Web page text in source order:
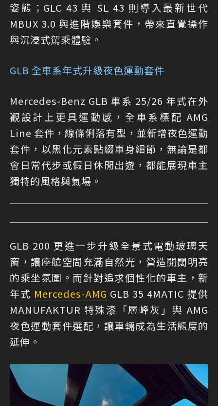
姿態；GLC 43 與 SL 43 則導入最新世代
MBUX 3.0 與進階娛樂套件，帶來直覺操作
與沉浸式駕乘體驗。
GLB 全車系年式升級夜色運動套件
Mercedes-Benz GLB 車系 25/26 年式在外
觀設計上更具運動感，全車系標配 AMG
Line 套件，線條俐落有型，並新增夜色運動
套件，以黑化元素點綴車身細節，無論是都
會日常代步或假日休閒出遊，都能展現車主
獨特的風格與氣場。
GLB 200 更進一步升級全景式電動玻璃天
窗，讓座艙空間充滿自然光，營造開闊明亮
的乘坐氛圍。而針對追求個性化的車主，新
年式 Mercedes-AMG GLB 35 4MATIC 提供
MANUFAKTUR 特殊漆「層峰灰」與 AMG
夜色運動套件選配，讓車輛成為生活態度的
延伸。